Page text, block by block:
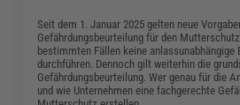
Seit dem 1. Januar 2025 gelten neue
Gefährdungsbeurteilung für den
bestimmten Fällen keine anlassunabhängige
durchführen. Dennoch gilt weiterhin die
Gefährdungsbeurteilung. Wer genau für die
und wie Unternehmen eine fachgerechte